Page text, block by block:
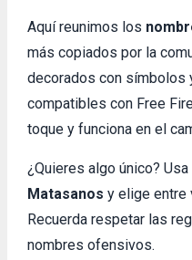
Aquí reunimos los
más copiados por la
decorados con símbolos
compatibles con Free
toque y funciona en el
¿Quieres algo único? Usa
Matasanos y elige entre
Recuerda respetar las
nombres ofensivos.